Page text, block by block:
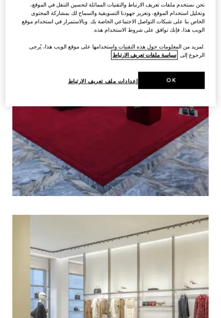
نحن نستخدم ملفات تعريف الارتباط والتقنيات المماثلة لتحسين التنقل في الموقع،
وتحليل استخدام الموقع، وتعزيز جهودنا التسويقية والسماح لك بمشاركة المحتوى
الخاص بنا على شبكات التواصل الاجتماعي الخاصة بك. وبالاستمرار في استخدام موقع
الويب هذا، فإنك توافق على شروط الاستخدام هذه.
.لمزيد من المعلومات حول هذه التقنيات واستخدامها على موقع الويب هذا، يُرجى
الرجوع إلى سياسة ملفات تعريف الارتباط
إعدادات ملف تعريف الارتباط OK